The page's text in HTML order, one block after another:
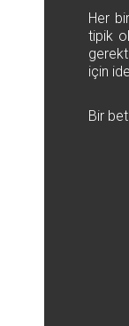
Her
tipik
için
Bir